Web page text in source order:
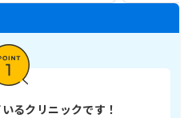
るクリニックです！